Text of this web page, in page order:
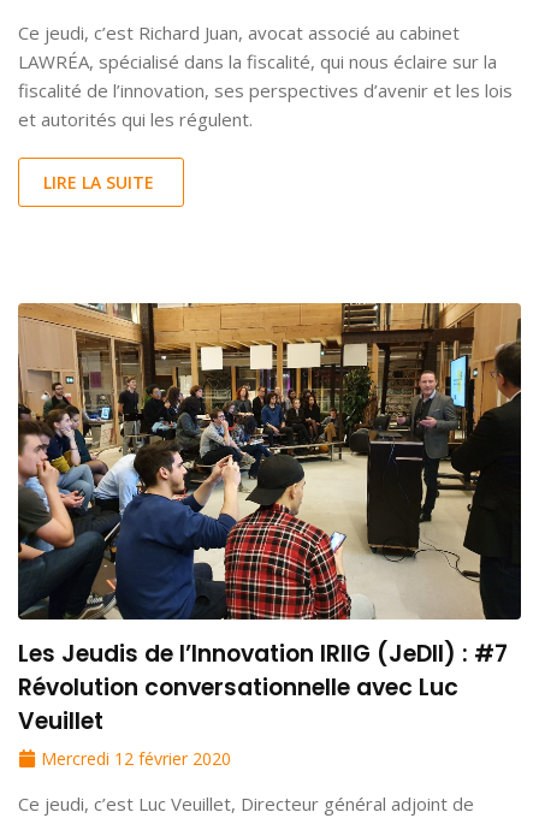
Ce jeudi, c’est Richard Juan, avocat associé au cabinet
LAWRÉA, spécialisé dans la fiscalité, qui nous éclaire sur la
fiscalité de l’innovation, ses perspectives d’avenir et les lois
et autorités qui les régulent.
LIRE LA SUITE
Les Jeudis de l’Innovation IRIIG (JeDII) : #7
Révolution conversationnelle avec Luc
Veuillet
Mercredi 12 février 2020
Ce jeudi, c’est Luc Veuillet, Directeur général adjoint de